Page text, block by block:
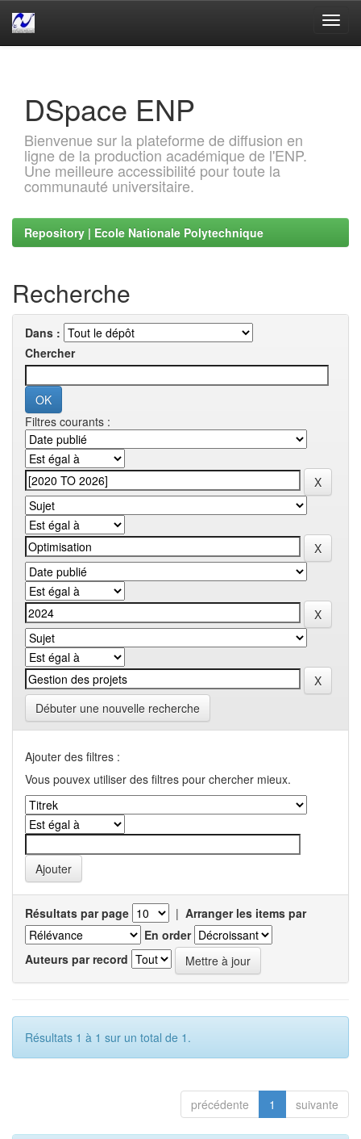
DSpace ENP
Bienvenue sur la plateforme de diffusion en
ligne de la production académique de l'ENP.
Une meilleure accessibilité pour toute la
communauté universitaire.
Repository | Ecole Nationale Polytechnique
Recherche
Dans :
Chercher
Filtres courants :
Débuter une nouvelle recherche
Ajouter des filtres :
Vous pouvex utiliser des filtres pour chercher mieux.
Résultats par page | Arranger les items par
En order
Auteurs par record
Résultats 1 à 1 sur un total de 1.
précédente 1 suivante